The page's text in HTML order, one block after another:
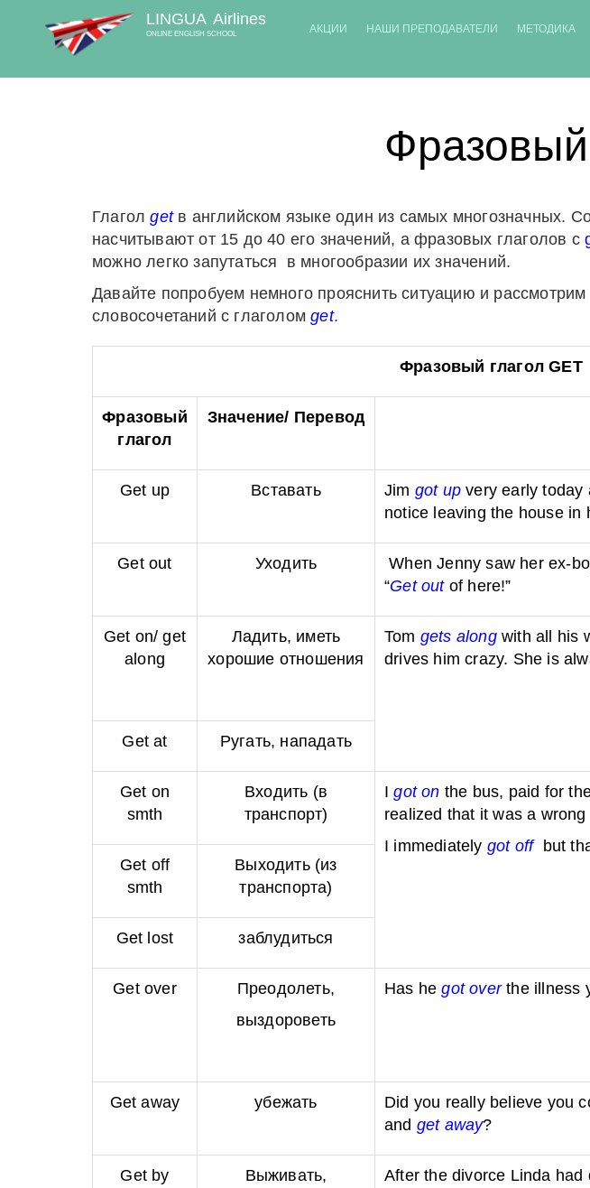
LINGUA Airlines
ONLINE ENGLISH SCHOOL АКЦИИ НАШИ ПРЕПОДАВАТЕЛИ МЕТОДИКА
Фразовый
Глаголget в английском языке один из самых многозначных.
насчитывают от 15 до 40 его значений, а фразовых глаголов с
можно легко запутаться в многообразии их значений.
Давайте попробуем немного прояснить ситуацию и
словосочетаний с глаголомget.
Фразовый глагол GET
Фразовый
глагол
Значение/ Перевод
Get up Вставать Jim got up very early today
notice leaving the house in
Get out Уходить
When Jenny saw her ex-
“Get out of here!”
Get on/ get
along
Ладить, иметь
хорошие отношения
Tom gets alongwith all his
drives him crazy. She is
Get at Ругать, нападать
Get on
smth
Входить (в
транспорт)
Igot on the bus, paid for
realized that it was a wrong
I immediately got offbut
Get off
smth
Выходить (из
транспорта)
Get lost заблудиться
Get over
Преодолеть,
выздороветь
Has hegot overthe illness
Get away убежать
Did you really believe you
and get away?
Get by
Выживать,
After the divorce Linda had